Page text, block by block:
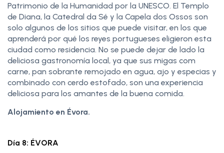
Patrimonio de la Humanidad por la UNESCO. El Templo
de Diana, la Catedral da Sé y la Capela dos Ossos son
solo algunos de los sitios que puede visitar, en los que
aprenderá por qué los reyes portugueses eligieron esta
ciudad como residencia. No se puede dejar de lado la
deliciosa gastronomía local, ya que sus migas com
carne, pan sobrante remojado en agua, ajo y especias y
combinado con cerdo estofado, son una experiencia
deliciosa para los amantes de la buena comida.
Alojamiento en Évora.
Día 8: ÉVORA